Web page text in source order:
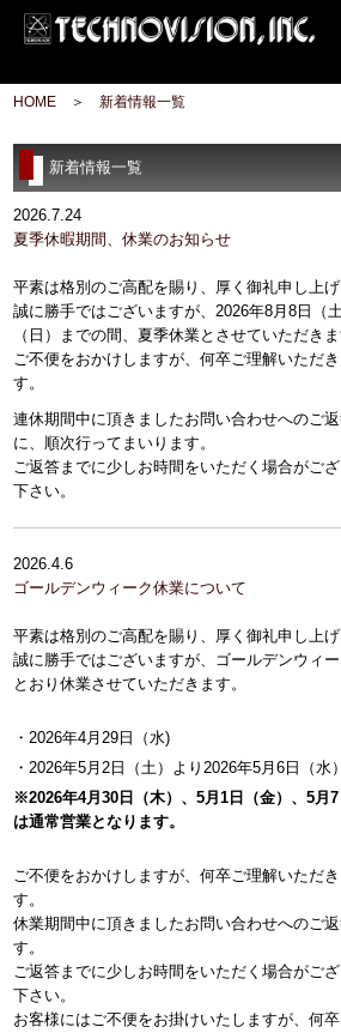
HOME ＞新着情報一覧
新着情報一覧
2026.7.24
夏季休暇期間、休業のお知らせ
平素は格別のご高配を賜り、厚く御礼申し上げ
誠に勝手ではございますが、2026年8月8日（
（日）までの間、夏季休業とさせていただきま
ご不便をおかけしますが、何卒ご理解いただ
す。
連休期間中に頂きましたお問い合わせへのご
に、順次行ってまいります。
ご返答までに少しお時間をいただく場合がご
下さい。
2026.4.6
ゴールデンウィーク休業について
平素は格別のご高配を賜り、厚く御礼申し上げ
誠に勝手ではございますが、ゴールデンウィ
とおり休業させていただきます。
・2026年4月29日（水)
・2026年5月2日（土）より2026年5月6日（水）
※2026年4月30日（木）、5月1日（金）、5月
は通常営業となります。
ご不便をおかけしますが、何卒ご理解いただ
す。
休業期間中に頂きましたお問い合わせへのご
す。
ご返答までに少しお時間をいただく場合がご
下さい。
お客様にはご不便をお掛けいたしますが、何